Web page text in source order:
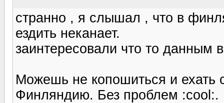
странно , я слышал , что в
ездить неканает.
заинтересовали что то данным
Можешь не копошиться и
Финляндию. Без проблем :cool:.